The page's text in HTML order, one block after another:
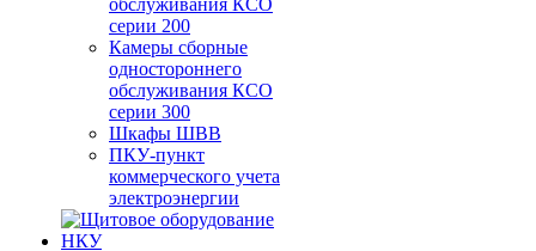
обслуживания КСО
серии 200
Камеры сборные
одностороннего
обслуживания КСО
серии 300
Шкафы ШВВ
ПКУ-пункт
коммерческого учета
электроэнергии